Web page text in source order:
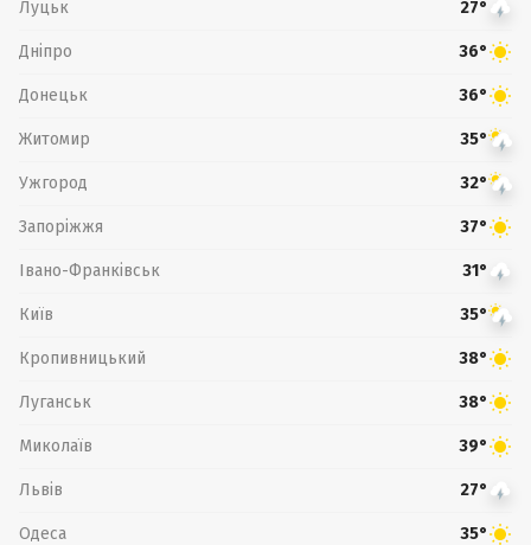
Луцьк 27°
Дніпро 36°
Донецьк 36°
Житомир 35°
Ужгород 32°
Запоріжжя 37°
Івано-Франківськ 31°
Київ 35°
Кропивницький 38°
Луганськ 38°
Миколаїв 39°
Львів 27°
Одеса 35°